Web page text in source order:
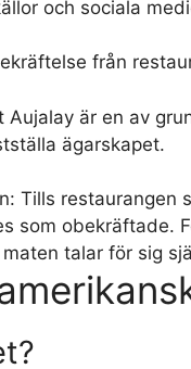
och sociala
från
Aujalay är en av
ägarskapet.
Tills
som obekräftade.
talar för sig